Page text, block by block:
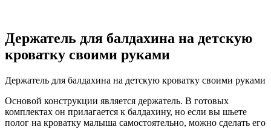
Держатель для балдахина на детскую
кроватку своими руками
Держатель для балдахина на детскую кроватку своими руками
Основой конструкции является держатель. В готовых
комплектах он прилагается к балдахину, но если вы шьете
полог на кроватку малыша самостоятельно, можно сделать его